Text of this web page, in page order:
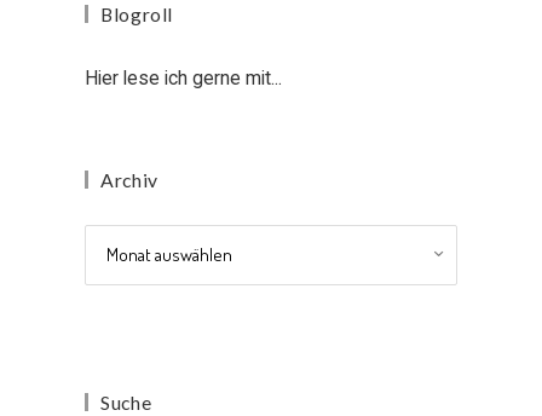
Blogroll
Hier lese ich gerne mit...
Archiv
Suche